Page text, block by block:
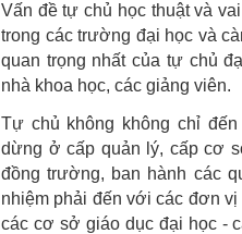
Vấn đề tự chủ học thuật và
trong các trường đại học và
quan trọng nhất của tự chủ
nhà khoa học, các giảng viên.
Tự chủ không không chỉ
dừng ở cấp quản lý, cấp cơ
đồng trường, ban hành các
nhiệm phải đến với các đơn
các cơ sở giáo dục đại học -